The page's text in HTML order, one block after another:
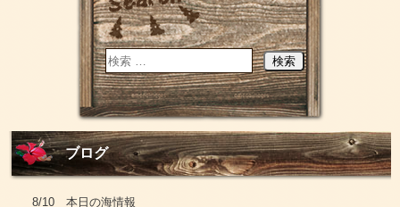
ブログ
8/10 本日の海情報